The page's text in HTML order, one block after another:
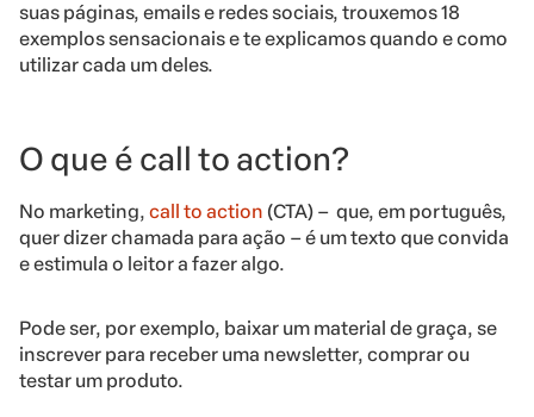
suas páginas, emails e redes sociais, trouxemos 18
exemplos sensacionais e te explicamos quando e como
utilizar cada um deles.
O que é call to action?
No marketing, call to action (CTA) – que, em português,
quer dizer chamada para ação – é um texto que convida
e estimula o leitor a fazer algo.
Pode ser, por exemplo, baixar um material de graça, se
inscrever para receber uma newsletter, comprar ou
testar um produto.